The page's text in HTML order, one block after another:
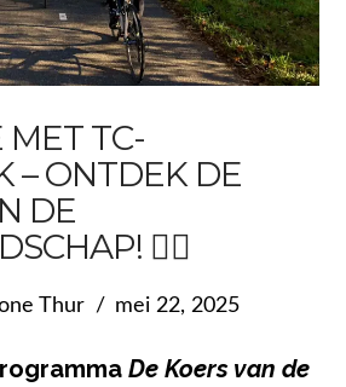
MET TC-
– ONTDEK DE
DE
🚴‍♂️
Thur mei 22, 2025
De Koers van de